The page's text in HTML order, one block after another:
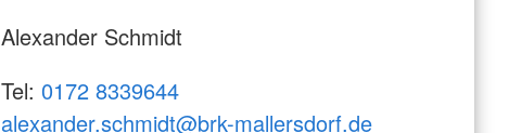
Alexander Schmidt
Tel: 0172 8339644
alexander.schmidt@brk-mallersdorf.de